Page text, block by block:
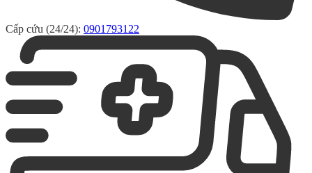
Cấp cứu (24/24): 0901793122